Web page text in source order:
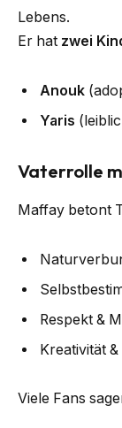
Lebens.
Er hat zwei
Anouk
Yaris
Vaterrolle
Maffay betont
Respekt &
Kreativität
Viele Fans